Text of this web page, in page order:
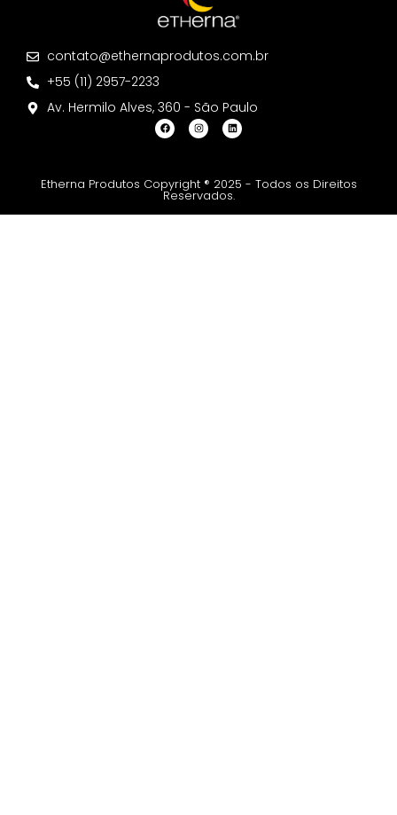
contato@ethernaprodutos.com.br
+55 (11) 2957-2233
Av. Hermilo Alves, 360 - São Paulo
Etherna Produtos Copyright ® 2025 - Todos os Direitos
Reservados.